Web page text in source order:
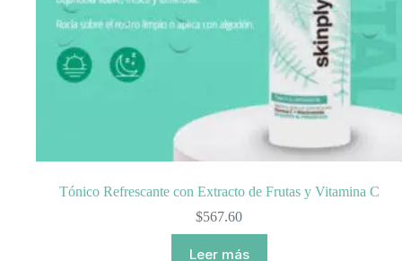
Tónico Refrescante con Extracto de Frutas y Vitamina C
$567.60
Leer más